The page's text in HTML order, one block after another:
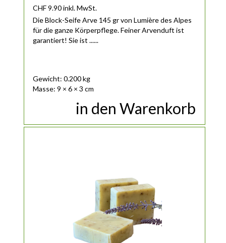
CHF9.90 inkl. MwSt.
Die Block-Seife Arve 145 gr von Lumière des Alpes
für die ganze Körperpflege. Feiner Arvenduft ist
garantiert! Sie ist ......
Gewicht: 0.200 kg
Masse: 9 × 6 × 3 cm
in den Warenkorb